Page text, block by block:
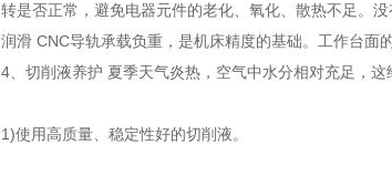
转是否正常，避免电器元件的老化、氧化、散热不足。
润滑 CNC导轨承载负重，是机床精度的基础。工作台面
4、切削液养护 夏季天气炎热，空气中水分相对充足，这
1)使用高质量、稳定性好的切削液。